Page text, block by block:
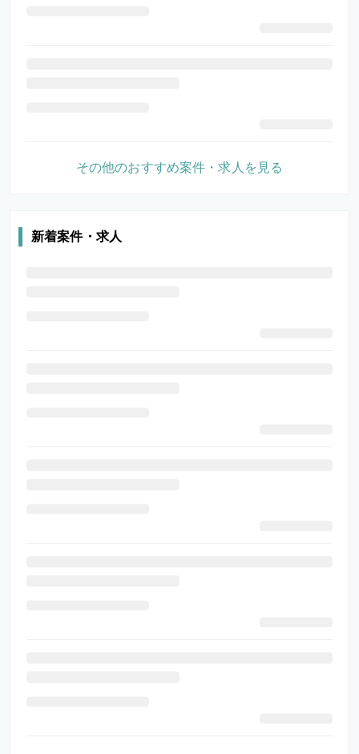
その他のおすすめ案件・求人を見る
新着案件・求人